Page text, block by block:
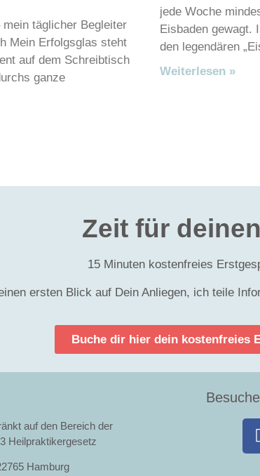
täglicher Begleiter
Mein Erfolgsglas steht
auf dem Schreibtisch
ganze
jede Woche
Eisbaden gewagt.
den legendären
Weiterlesen »
Zeit für
15 Minuten kostenfreies
ersten Blick auf Dein Anliegen, ich teile
Buche dir hier dein kostenfreies
auf den Bereich der
Heilpraktikergesetz
Hamburg